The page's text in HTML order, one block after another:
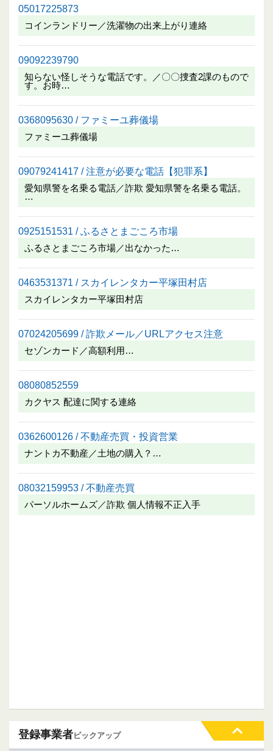
05017225873
コインランドリー／洗濯物の出来上がり連絡
09092239790
知らない怪しそうな電話です。／〇〇捜査2課のもので
す。お時…
0368095630 / ファミーユ葬儀場
ファミーユ葬儀場
09079241417 / 注意が必要な電話【犯罪系】
愛知県警を名乗る電話／詐欺 愛知県警を名乗る電話。
…
0925151531 / ふるさとまごころ市場
ふるさとまごころ市場／出なかった…
0463531371 / スカイレンタカー平塚田村店
スカイレンタカー平塚田村店
07024205699 / 詐欺メール／URLアクセス注意
セゾンカード／高額利用…
08080852559
カクヤス 配達に関する連絡
0362600126 / 不動産売買・投資営業
ナントカ不動産／土地の購入？…
08032159953 / 不動産売買
パーソルホームズ／詐欺 個人情報不正入手
登録事業者ピックアップ